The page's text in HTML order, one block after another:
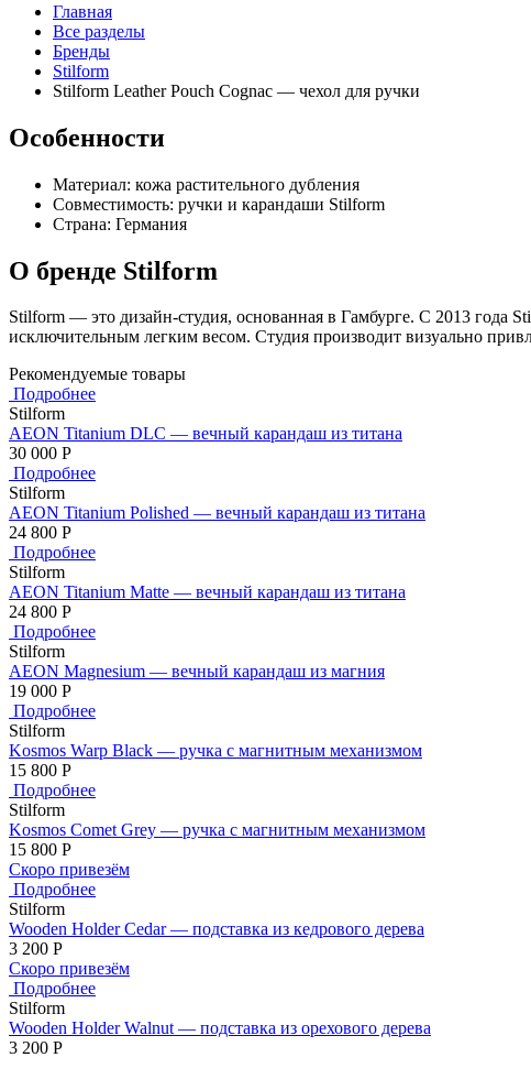
Главная
Все разделы
Бренды
Stilform
Stilform Leather Pouch Cognac — чехол для ручки
Особенности
Материал: кожа растительного дубления
Совместимость: ручки и карандаши Stilform
Страна: Германия
О бренде Stilform
Stilform — это дизайн-студия, основанная в Гамбурге. С 2013 года
исключительным легким весом. Студия производит визуально
Рекомендуемые товары
Подробнее
Stilform
AEON Titanium DLC — вечный карандаш из титана
30 000 Р
Подробнее
Stilform
AEON Titanium Polished — вечный карандаш из титана
24 800 Р
Подробнее
Stilform
AEON Titanium Matte — вечный карандаш из титана
24 800 Р
Подробнее
Stilform
AEON Magnesium — вечный карандаш из магния
19 000 Р
Подробнее
Stilform
Kosmos Warp Black — ручка с магнитным механизмом
15 800 Р
Подробнее
Stilform
Kosmos Comet Grey — ручка с магнитным механизмом
15 800 Р
Скоро привезём
Подробнее
Stilform
Wooden Holder Cedar — подставка из кедрового дерева
3 200 Р
Скоро привезём
Подробнее
Stilform
Wooden Holder Walnut — подставка из орехового дерева
3 200 Р